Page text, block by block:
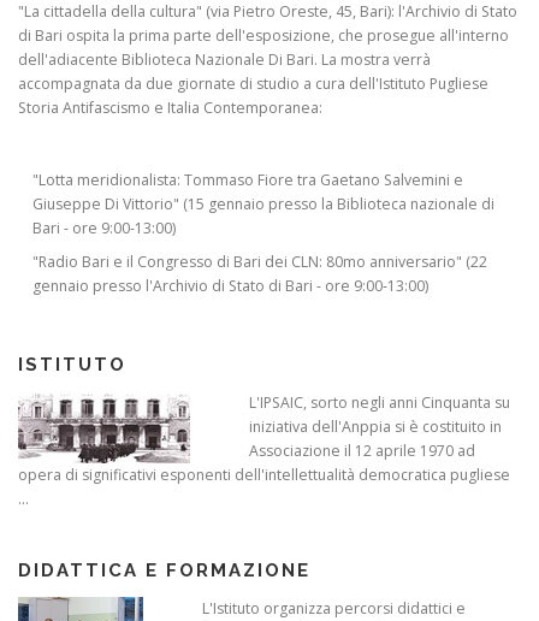
"La cittadella della cultura" (via Pietro Oreste, 45, Bari): l'Archivio di Stato
di Bari ospita la prima parte dell'esposizione, che prosegue all'interno
dell'adiacente Biblioteca Nazionale Di Bari. La mostra verrà
accompagnata da due giornate di studio a cura dell'Istituto Pugliese
Storia Antifascismo e Italia Contemporanea:
"Lotta meridionalista: Tommaso Fiore tra Gaetano Salvemini e
Giuseppe Di Vittorio" (15 gennaio presso la Biblioteca nazionale di
Bari - ore 9:00-13:00)
"Radio Bari e il Congresso di Bari dei CLN: 80mo anniversario" (22
gennaio presso l'Archivio di Stato di Bari - ore 9:00-13:00)
ISTITUTO
L'IPSAIC, sorto negli anni Cinquanta su
iniziativa dell'Anppia si è costituito in
Associazione il 12 aprile 1970 ad
opera di significativi esponenti dell'intellettualità democratica pugliese
...
DIDATTICA E FORMAZIONE
L'Istituto organizza percorsi didattici e